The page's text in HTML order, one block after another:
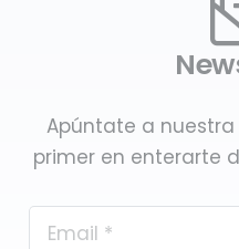
Apúntate a
primer en enterarte